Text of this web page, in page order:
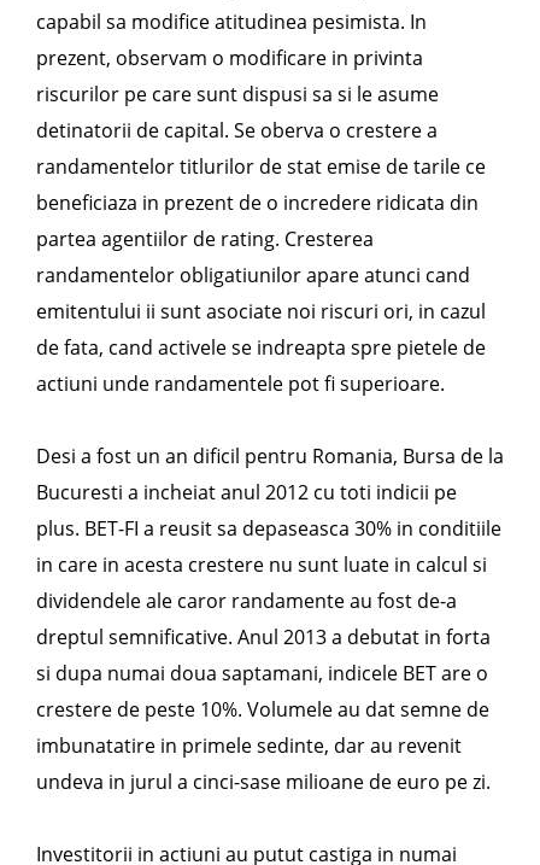
capabil sa modifice atitudinea pesimista. In
prezent, observam o modificare in privinta
riscurilor pe care sunt dispusi sa si le asume
detinatorii de capital. Se oberva o crestere a
randamentelor titlurilor de stat emise de tarile ce
beneficiaza in prezent de o incredere ridicata din
partea agentiilor de rating. Cresterea
randamentelor obligatiunilor apare atunci cand
emitentului ii sunt asociate noi riscuri ori, in cazul
de fata, cand activele se indreapta spre pietele de
actiuni unde randamentele pot fi superioare.
Desi a fost un an dificil pentru Romania, Bursa de la
Bucuresti a incheiat anul 2012 cu toti indicii pe
plus. BET-FI a reusit sa depaseasca 30% in conditiile
in care in acesta crestere nu sunt luate in calcul si
dividendele ale caror randamente au fost de-a
dreptul semnificative. Anul 2013 a debutat in forta
si dupa numai doua saptamani, indicele BET are o
crestere de peste 10%. Volumele au dat semne de
imbunatatire in primele sedinte, dar au revenit
undeva in jurul a cinci-sase milioane de euro pe zi.
Investitorii in actiuni au putut castiga in numai